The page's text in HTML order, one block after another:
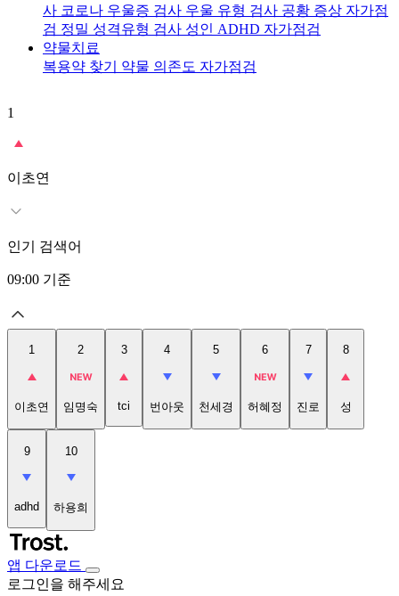
사 코로나 우울증 검사 우울 유형 검사 공황 증상 자가점
검 정밀 성격유형 검사 성인 ADHD 자가점검
약물치료
복용약 찾기 약물 의존도 자가점검
1
이초연
인기 검색어
09:00 기준
1
이초연
2
임명숙
3
tci
4
번아웃
5
천세경
6
허혜정
7
진로
8
성
9
adhd
10
하용희
앱 다운로드
로그인을 해주세요